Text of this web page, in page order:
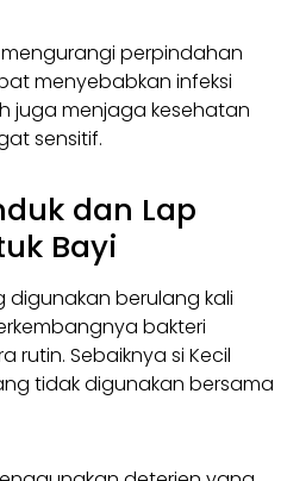
perpindahan
menyebabkan infeksi
juga menjaga kesehatan
sensitif.
dan Lap
Bayi
digunakan berulang kali
bakteri
rutin. Sebaiknya si Kecil
tidak digunakan bersama